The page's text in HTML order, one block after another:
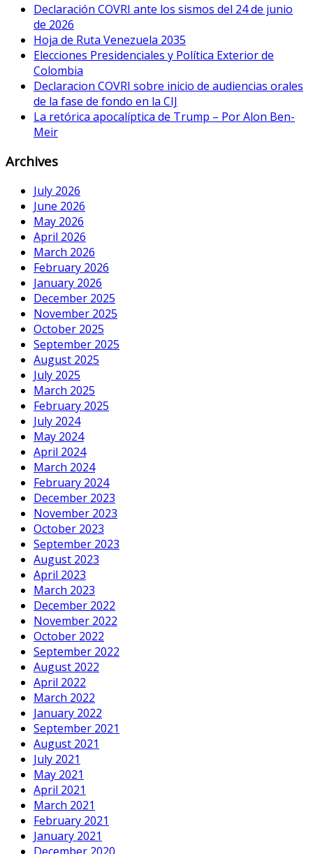
Declaración COVRI ante los sismos del 24 de junio
de 2026
Hoja de Ruta Venezuela 2035
Elecciones Presidenciales y Política Exterior de
Colombia
Declaracion COVRI sobre inicio de audiencias orales
de la fase de fondo en la CIJ
La retórica apocalíptica de Trump – Por Alon Ben-
Meir
Archives
July 2026
June 2026
May 2026
April 2026
March 2026
February 2026
January 2026
December 2025
November 2025
October 2025
September 2025
August 2025
July 2025
March 2025
February 2025
July 2024
May 2024
April 2024
March 2024
February 2024
December 2023
November 2023
October 2023
September 2023
August 2023
April 2023
March 2023
December 2022
November 2022
October 2022
September 2022
August 2022
April 2022
March 2022
January 2022
September 2021
August 2021
July 2021
May 2021
April 2021
March 2021
February 2021
January 2021